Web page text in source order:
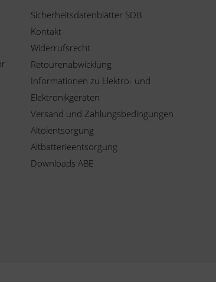
Sicherheitsdatenblätter SDB
Kontakt
Widerrufsrecht
Retourenabwicklung
Informationen zu Elektro- und
Elektronikgeräten
Versand und Zahlungsbedingungen
Altölentsorgung
Altbatterieentsorgung
Downloads ABE